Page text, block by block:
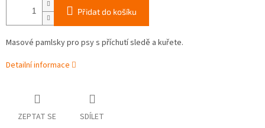
Přidat do košíku
Masové pamlsky pro psy s příchutí sledě a kuřete.
Detailní informace
ZEPTAT SE SDÍLET